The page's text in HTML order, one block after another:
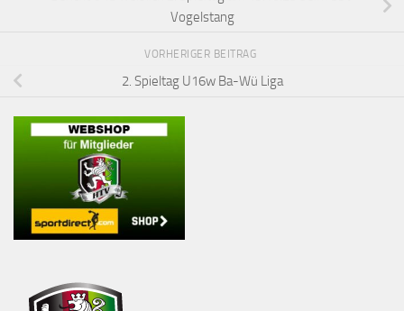
Vogelstang
VORHERIGER BEITRAG
2. Spieltag U16w Ba-Wü Liga